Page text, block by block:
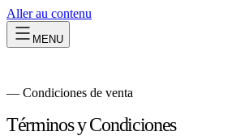
Aller au contenu
MENU
— Condiciones de venta
Términos y Condiciones